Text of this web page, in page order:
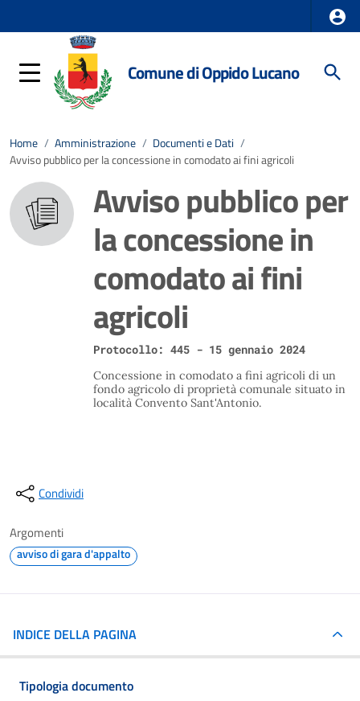
Comune di Oppido Lucano
Home / Amministrazione / Documenti e Dati /
Avviso pubblico per la concessione in comodato ai fini agricoli
Avviso pubblico per
la concessione in
comodato ai fini
agricoli
Protocollo: 445 - 15 gennaio 2024
Concessione in comodato a fini agricoli di un
fondo agricolo di proprietà comunale situato in
località Convento Sant'Antonio.
Condividi
Argomenti
avviso di gara d'appalto
INDICE DELLA PAGINA
Tipologia documento